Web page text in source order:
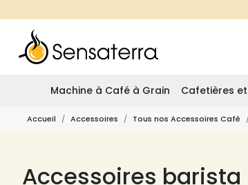
Machine à Café à Grain Cafetières
Accueil Accessoires Tous nos Accessoires Café
Accessoires barista